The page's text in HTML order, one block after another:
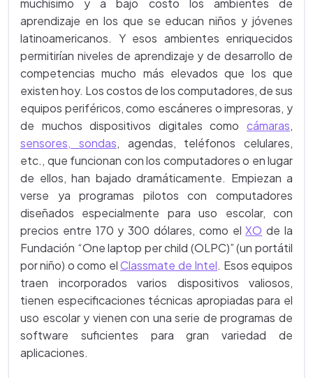
muchísimo y a bajo costo los ambientes de
aprendizaje en los que se educan niños y jóvenes
latinoamericanos. Y esos ambientes enriquecidos
permitirían niveles de aprendizaje y de desarrollo de
competencias mucho más elevados que los que
existen hoy. Los costos de los computadores, de sus
equipos periféricos, como escáneres o impresoras, y
de muchos dispositivos digitales como cámaras,
sensores, sondas, agendas, teléfonos celulares,
etc., que funcionan con los computadores o en lugar
de ellos, han bajado dramáticamente. Empiezan a
verse ya programas pilotos con computadores
diseñados especialmente para uso escolar, con
precios entre 170 y 300 dólares, como elXO de la
Fundación “One laptop per child (OLPC)” (un portátil
por niño) o como elClassmate de Intel. Esos equipos
traen incorporados varios dispositivos valiosos,
tienen especificaciones técnicas apropiadas para el
uso escolar y vienen con una serie de programas de
software suficientes para gran variedad de
aplicaciones.